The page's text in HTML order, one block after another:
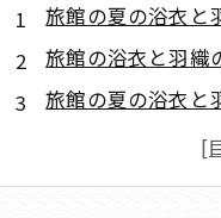
旅館の夏の浴衣と
旅館の浴衣と羽織
旅館の夏の浴衣と
よくある質問